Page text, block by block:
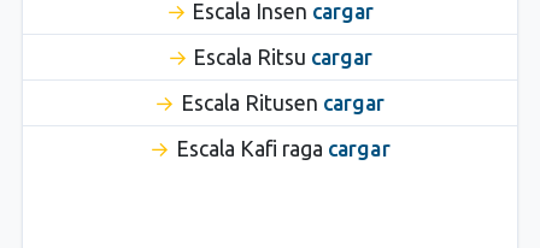
Escala Insen cargar
Escala Ritsu cargar
Escala Ritusen cargar
Escala Kafi raga cargar